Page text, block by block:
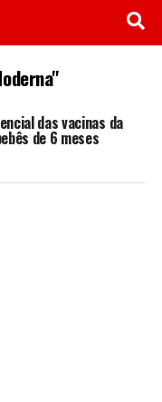
das vacinas da
de 6 meses